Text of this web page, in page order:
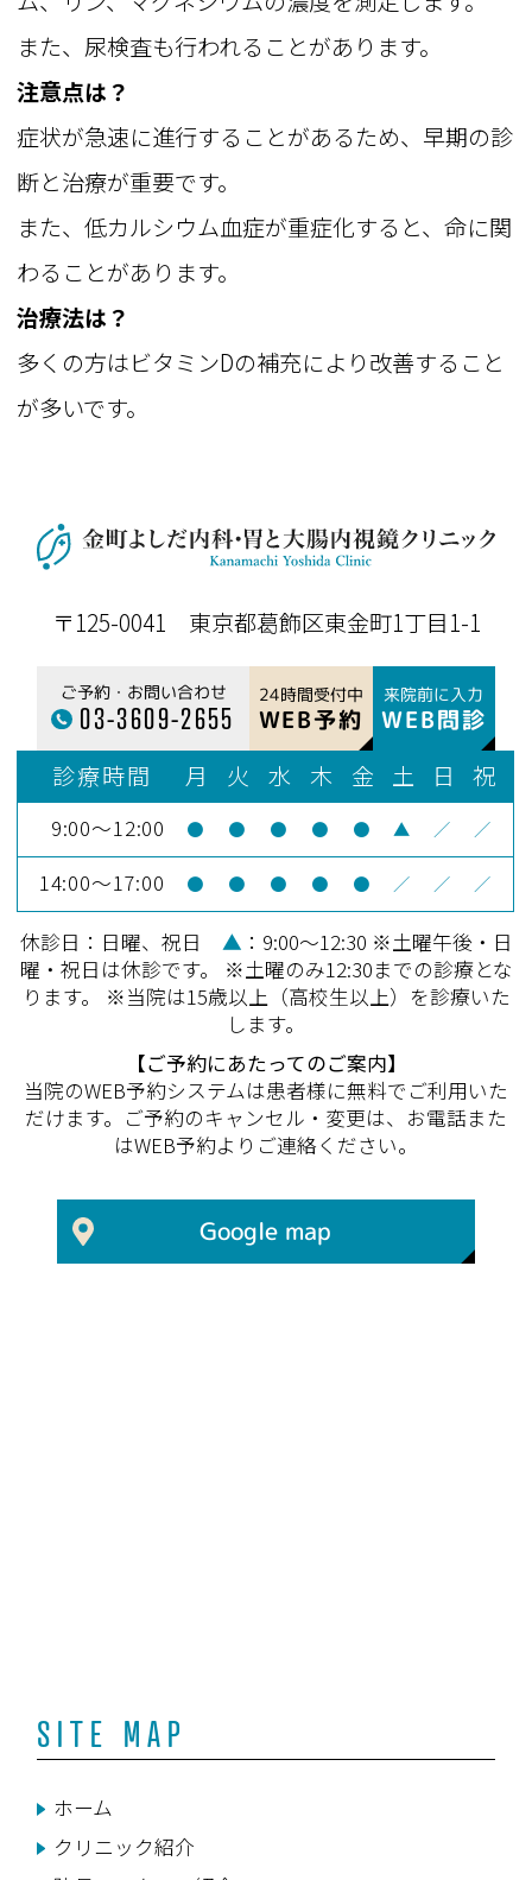
また、尿検査も行われることがあります。
注意点は？
症状が急速に進行することがあるため、早期の診
断と治療が重要です。
また、低カルシウム血症が重症化すると、命に関
わることがあります。
治療法は？
多くの方はビタミンDの補充により改善すること
が多いです。
〒125-0041 東京都葛飾区東金町1丁目1-1
ご予約・お問い合わせ
03-3609-2655
24時間受付中
WEB予約
来院前に入力
WEB問診
診療時間 月 火 水 木 金 土 日 祝
9:00～12:00 ● ● ● ● ● ▲ ／ ／
14:00～17:00 ● ● ● ● ● ／ ／ ／
休診日：日曜、祝日 ▲ ：9:00～12:30 ※土曜午後・日
曜・祝日は休診です。 ※土曜のみ12:30までの診療とな
ります。 ※当院は15歳以上（高校生以上）を診療いた
します。
【ご予約にあたってのご案内】
当院のWEB予約システムは患者様に無料でご利用いた
だけます。ご予約のキャンセル・変更は、お電話また
はWEB予約よりご連絡ください。
Google map
SITE MAP
ホーム
クリニック紹介